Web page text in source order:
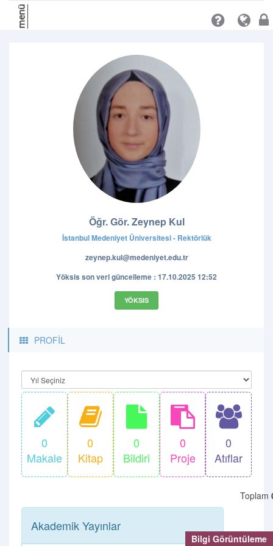
Bilgi Görüntüleme
menü
Öğr. Gör. Zeynep Kul
İstanbul Medeniyet Üniversitesi - Rektörlük
zeynep.kul@medeniyet.edu.tr
Yöksis son veri güncelleme : 17.10.2025 12:52
YÖKSIS
PROFİL
0
Makale
0
Kitap
0
Bildiri
0
Proje
0
Atıflar
Akademik Yayınlar
Toplam